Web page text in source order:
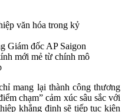
Giám đốc AP Saigon
mới mẻ từ chính mô
mang lại thành công thương
chạm” cảm xúc sâu sắc với
khẳng định sẽ tiếp tục kiên